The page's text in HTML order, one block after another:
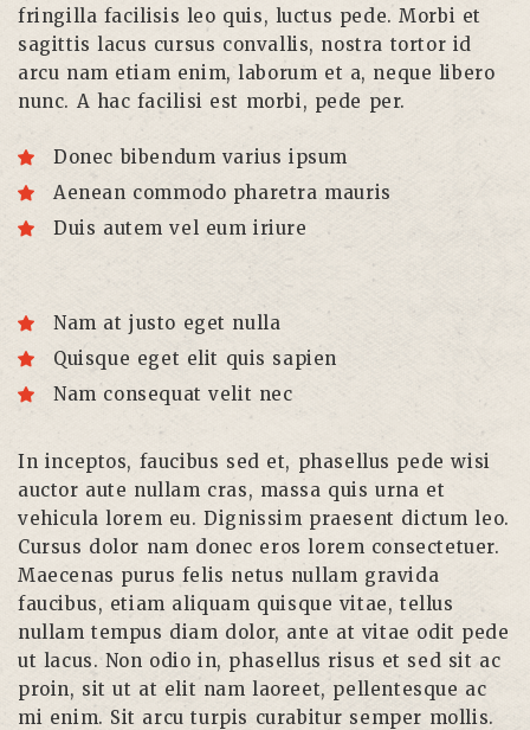
fringilla facilisis leo quis, luctus pede. Morbi et
sagittis lacus cursus convallis, nostra tortor id
arcu nam etiam enim, laborum et a, neque libero
nunc. A hac facilisi est morbi, pede per.
Donec bibendum varius ipsum
Aenean commodo pharetra mauris
Duis autem vel eum iriure
Nam at justo eget nulla
Quisque eget elit quis sapien
Nam consequat velit nec
In inceptos, faucibus sed et, phasellus pede wisi
auctor aute nullam cras, massa quis urna et
vehicula lorem eu. Dignissim praesent dictum leo.
Cursus dolor nam donec eros lorem consectetuer.
Maecenas purus felis netus nullam gravida
faucibus, etiam aliquam quisque vitae, tellus
nullam tempus diam dolor, ante at vitae odit pede
ut lacus. Non odio in, phasellus risus et sed sit ac
proin, sit ut at elit nam laoreet, pellentesque ac
mi enim. Sit arcu turpis curabitur semper mollis.